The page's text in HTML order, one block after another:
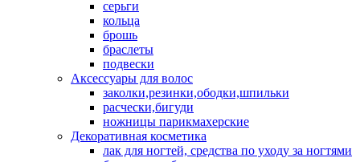
серьги
кольца
брошь
браслеты
подвески
Аксессуары для волос
заколки,резинки,ободки,шпильки
расчески,бигуди
ножницы парикмахерские
Декоративная косметика
лак для ногтей, средства по уходу за ногтями